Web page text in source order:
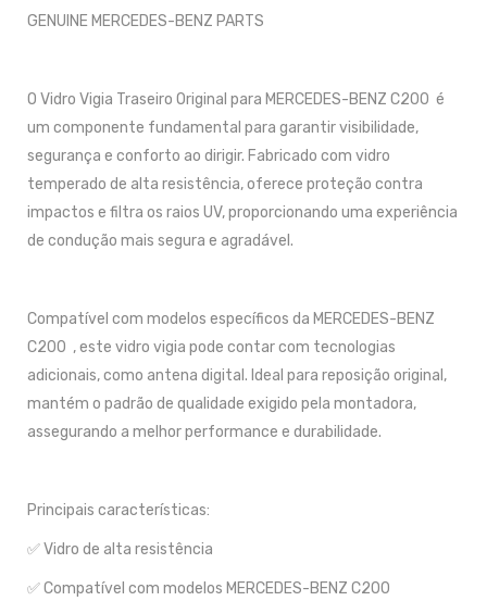
GENUINE MERCEDES-BENZ PARTS
O Vidro Vigia Traseiro Original para MERCEDES-BENZ C200 é
um componente fundamental para garantir visibilidade,
segurança e conforto ao dirigir. Fabricado com vidro
temperado de alta resistência, oferece proteção contra
impactos e filtra os raios UV, proporcionando uma experiência
de condução mais segura e agradável.
Compatível com modelos específicos da MERCEDES-BENZ
C200 , este vidro vigia pode contar com tecnologias
adicionais, como antena digital. Ideal para reposição original,
mantém o padrão de qualidade exigido pela montadora,
assegurando a melhor performance e durabilidade.
Principais características:
✅ Vidro de alta resistência
✅ Compatível com modelos MERCEDES-BENZ C200